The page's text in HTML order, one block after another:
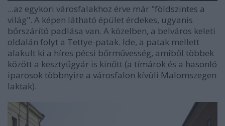
...az egykori városfalakhoz érve már "földszintes a
világ". A képen látható épület érdekes, ugyanis
bőrszárító padlása van. A közelben, a belváros keleti
oldalán folyt a Tettye-patak. Ide, a patak mellett
alakult ki a híres pécsi bőrművesség, amiből többek
között a kesztyűgyár is kinőtt (a tímárok és a hasonló
iparosok többnyire a városfalon kívüli Malomszegen
laktak).